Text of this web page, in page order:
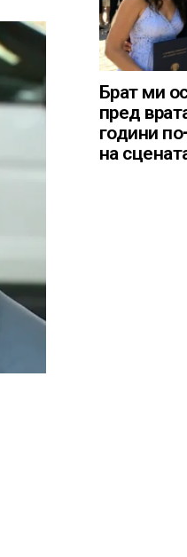
Брат ми
пред
години
на